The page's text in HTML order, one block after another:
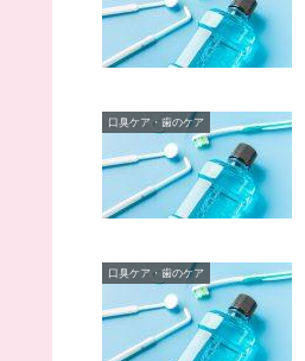
口臭ケア・歯のケア
口臭ケア・歯のケア